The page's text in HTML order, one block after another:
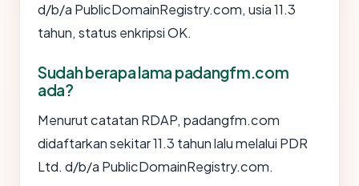
d/b/a PublicDomainRegistry.com, usia 11.3
tahun, status enkripsi OK.
Sudah berapa lama padangfm.com
ada?
Menurut catatan RDAP, padangfm.com
didaftarkan sekitar 11.3 tahun lalu melalui PDR
Ltd. d/b/a PublicDomainRegistry.com.